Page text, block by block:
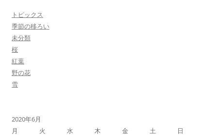
トピックス
季節の移ろい
未分類
桜
紅葉
野の花
雪
2020年6月
月
火 水 木 金 土
日